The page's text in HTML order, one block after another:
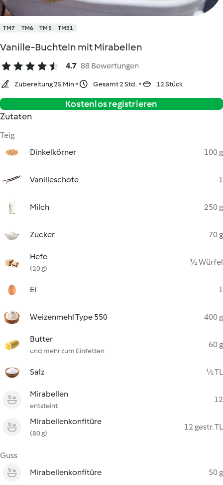
TM7 TM6 TM5 TM31
Vanille-Buchteln mit Mirabellen
4.7 88 Bewertungen
Zubereitung 25 Min Gesamt 2 Std. 12 Stück
Kostenlos registrieren
Zutaten
Teig
Dinkelkörner
100 g
Vanilleschote 1
Milch 250 g
Zucker 70 g
Hefe
(20 g)
½ Würfel
Ei 1
Weizenmehl Type 550 400 g
Butter
und mehr zum Einfetten
60 g
Salz ½ TL
Mirabellen
entsteint
12
Mirabellenkonfitüre
(80 g)
12 gestr. TL
Guss
Mirabellenkonfitüre
50 g